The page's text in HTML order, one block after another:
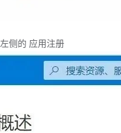
侧的 应用注册